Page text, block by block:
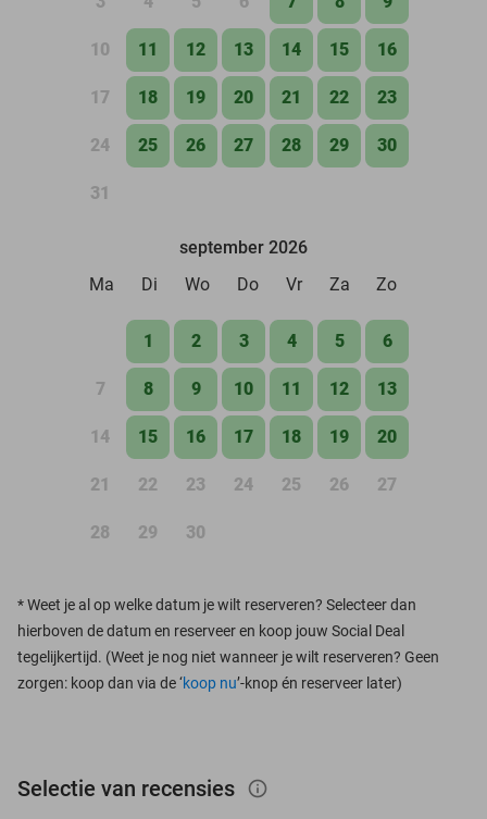
10 11 12 13 14 15 16
17 18 19 20 21 22 23
24 25 26 27 28 29 30
31
september 2026
Ma
Di Wo Do Vr Za Zo
1 2 3 4 5 6
7 8 9 10 11 12 13
14 15 16 17 18 19 20
21 22 23 24 25 26 27
28 29 30
*Weet je al op welke datum je wilt reserveren? Selecteer dan
hierboven de datum en reserveer en koop jouw Social Deal
tegelijkertijd. (Weet je nog niet wanneer je wilt reserveren? Geen
zorgen: koop dan via de ‘koop nu’-knop én reserveer later)
Selectie van recensies info_outlined